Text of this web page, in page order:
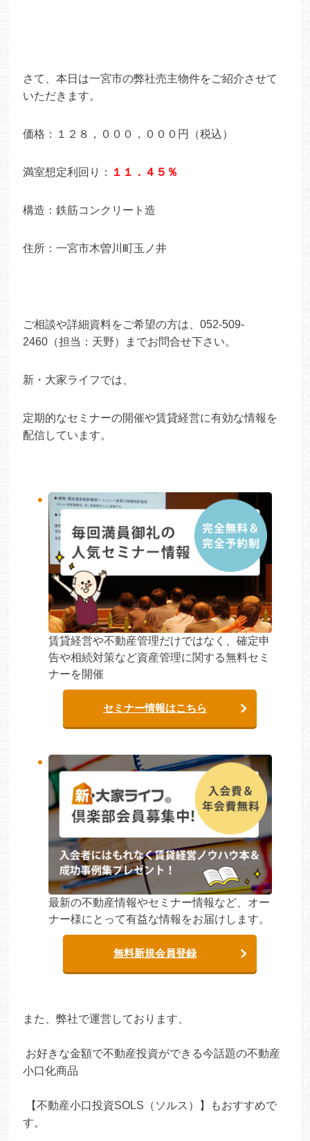
さて、本日は一宮市の弊社売主物件をご紹介させて
いただきます。
価格：１２８，０００，０００円（税込）
満室想定利回り： １１．４５％
構造：鉄筋コンクリート造
住所：一宮市木曽川町玉ノ井
ご相談や詳細資料をご希望の方は、052-509-
2460（担当：天野）までお問合せ下さい。
新・大家ライフでは、
定期的なセミナーの開催や賃貸経営に有効な情報を
配信しています。
賃貸経営や不動産管理だけではなく、確定申
告や相続対策など資産管理に関する無料セミ
ナーを開催
セミナー情報はこちら
最新の不動産情報やセミナー情報など、オー
ナー様にとって有益な情報をお届けします。
無料新規会員登録
また、弊社で運営しております、
お好きな金額で不動産投資ができる今話題の不動産
小口化商品
【不動産小口投資SOLS（ソルス）】もおすすめで
す。